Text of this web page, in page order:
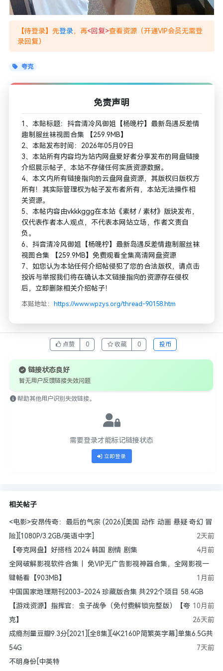
【待登录】先登录，再<回复>查看资源（开通VIP会员无需登
录回复）
夸克
免责声明
1、本贴标题：抖音清冷风御姐【杨晚柠】最新岛遇反差情
趣制服丝袜视图合集 【259.9MB】
2、本贴发布时间：2026年05月09日
3、本站所有内容均为站内网盘爱好者分享发布的网盘链接
介绍展示帖子，本站不存储任何实质资源数据。
4、本文内所有链接指向的云盘网盘资源，其版权归版权方
所有！其实际管理权为帖子发布者所有，本站无法操作相
关资源。
5、本帖内容由vkkkggg在本站《素材 / 素材》版块发布，
仅代表作者本人观点，不代表本网站立场，作者文责自
负。
6、抖音清冷风御姐【杨晚柠】最新岛遇反差情趣制服丝袜
视图合集 【259.9MB】免费观看全集高清网盘资源
7、如您认为本站任何介绍帖侵犯了您的合法版权，请点击
投诉与举报我们将在确认本文链接指向的资源存在侵权
后，立即删除相关介绍帖子！
本贴地址： https://www.wpzys.org/thread-90158.htm
点赞 0 收藏 0 投币
链接状态良好
暂无用户反馈链接失效问题
帮助其他用户识别失效链接。
需要登录才能标记链接状态
立即登录
相关帖子
<电影>安昂传奇：最后的气宗 (2026)[美国 动作 动画 悬疑 奇幻 冒
险][1080P/3.2GB/英语中字]
2天前
【夸克网盘】好搭档 2024 韩国 剧情 剧集
4月前
全网破解影视软件合集｜ 免VIP无广告影视神器合集，全网影视一
键畅看【903MB】
1月前
中国国家地理期刊2003-2024 珍藏版合集 共292个项目 58.4GB
10月前
【游戏资源】指挥官：虫子战争（免付费解锁完整版）【夸
克】
26天前
成瘾剂量豆瓣9.3分[2021][全8集][4K2160P简繁英字幕]单集6.5G共
54G
7天前
不明身份[中英特